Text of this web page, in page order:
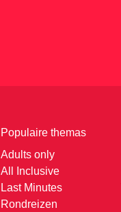
Populaire themas
Adults only
All Inclusive
Last Minutes
Rondreizen